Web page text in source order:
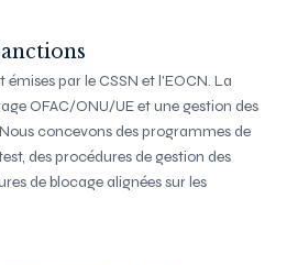
par le CSSN et l'EOCN. La
OFAC/ONU/UE et une gestion des
concevons des programmes de
des procédures de gestion des
de blocage alignées sur les